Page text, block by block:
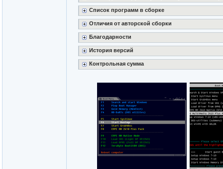
Cписок программ в сборке
Отличия от авторской сборки
Благодарности
История версий
Контрольная сумма